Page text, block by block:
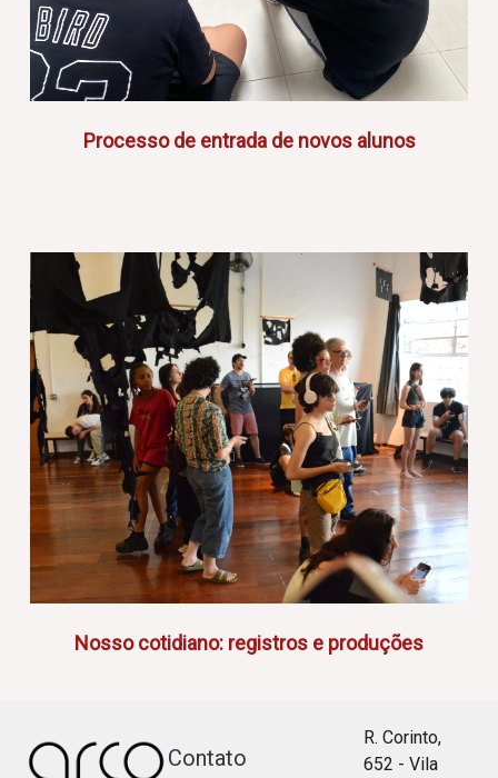
Processo de entrada de novos alunos
Nosso cotidiano: registros e produções
Contato
R. Corinto,
652 - Vila